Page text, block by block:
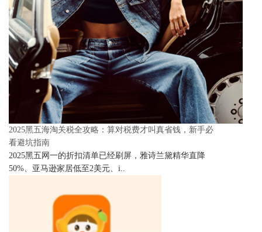
2025黑五海淘关税全攻略：算对税费才叫真省钱，新手必
看避坑指南
2025黑五网一的折扣清单已经刷屏，雅诗兰黛精华直降
50%、亚马逊家居低至2美元、i..